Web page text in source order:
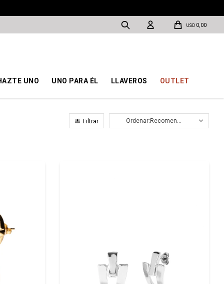
UNO UNO PARA ÉL LLAVEROS OUTLET
USD 0,00
Recomendados